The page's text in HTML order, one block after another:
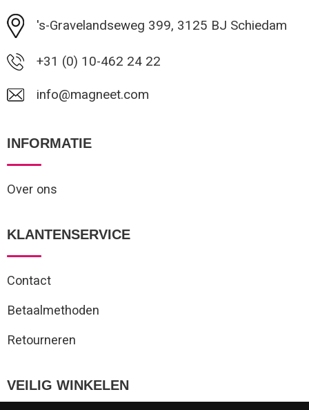
's-Gravelandseweg 399, 3125 BJ Schiedam
+31 (0) 10-462 24 22
info@magneet.com
INFORMATIE
Over ons
KLANTENSERVICE
Contact
Betaalmethoden
Retourneren
VEILIG WINKELEN